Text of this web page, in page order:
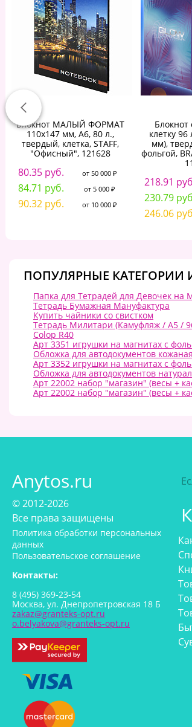
Блокнот МАЛЫЙ ФОРМАТ
110х147 мм, А6, 80 л.,
твердый, клетка, STAFF,
"Офисный", 121628
80.35 руб. от 50 000 ₽
84.71 руб. от 5 000 ₽
90.32 руб. от 10 000 ₽
Блокнот
клетку 96
мм),
фольгой,
218.91
230.79
246.06
ПОПУЛЯРНЫЕ КАТЕГОРИИ
Папка для Тетрадей для Девочек на
Тетрадь Бумажная Мануфактура
Купить чайники со свистком
Тетрадь Милитари (Камуфляж / А5 /
Colop R40
Арт 3351 игрушки на магнитах с
Обложка для автодокументов
Арт 3352 игрушки на магнитах с
Обложка для автодокументов
Арт 22002 набор "магазин" (весы +
Арт 22002 набор "магазин" (весы +
Anytos.ru
© 2012-2026
Все права защищены
Политика обработки персональных
данных
Пользовательское соглашение
Контакты:
8 (495) 369-23-54
Москва, ул. Днепропетровская 18 Б
zakaz@granteks-opt.ru
o.belyakova@granteks-opt.ru